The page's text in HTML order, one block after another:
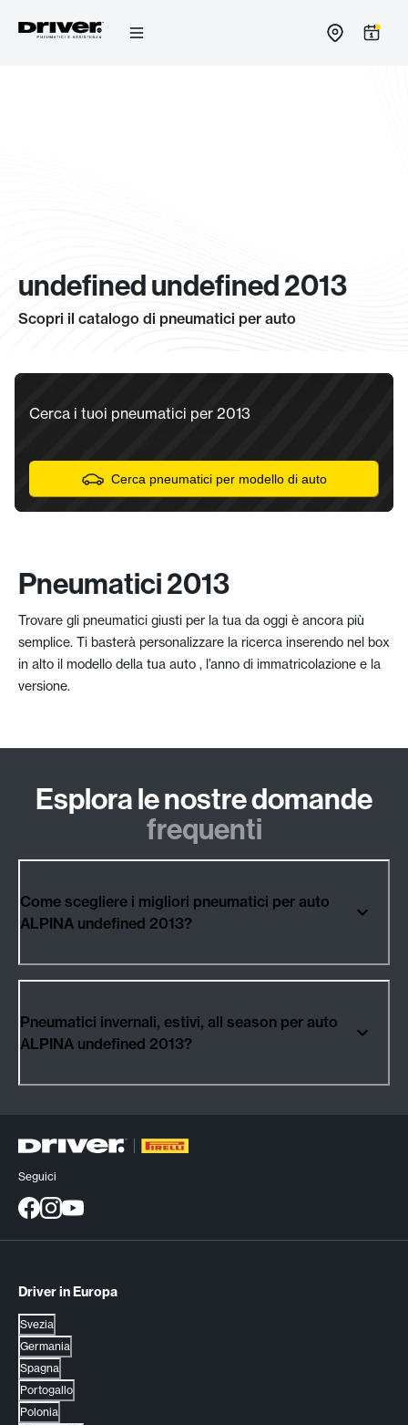
undefined undefined 2013
Scopri il catalogo di pneumatici per auto
Cerca i tuoi pneumatici per 2013
Cerca pneumatici per modello di auto
Pneumatici 2013
Trovare gli pneumatici giusti per la tua da oggi è ancora più
semplice. Ti basterà personalizzare la ricerca inserendo nel box
in alto il modello della tua auto , l’anno di immatricolazione e la
versione.
Esplora le nostre domande
frequenti
Come scegliere i migliori pneumatici per auto
ALPINA undefined 2013?
Pneumatici invernali, estivi, all season per auto
ALPINA undefined 2013?
Seguici
Driver in Europa
Svezia
Germania
Spagna
Portogallo
Polonia